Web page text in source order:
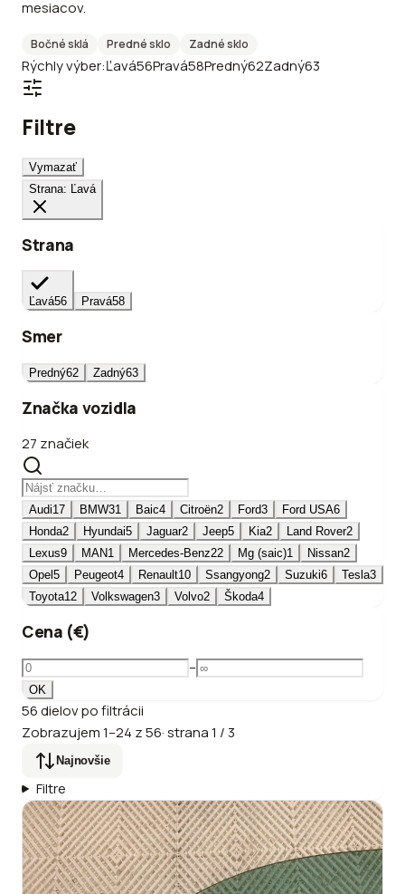
mesiacov.
Bočné sklá Predné sklo Zadné sklo
Rýchly výber:Ľavá56Pravá58Predný62Zadný63
Filtre
Vymazať
Strana: Ľavá
Strana
Ľavá56 Pravá58
Smer
Predný62 Zadný63
Značka vozidla
27 značiek
Audi17 BMW31 Baic4 Citroën2 Ford3 Ford USA6
Honda2 Hyundai5 Jaguar2 Jeep5 Kia2 Land Rover2
Lexus9 MAN1 Mercedes-Benz22 Mg (saic)1 Nissan2
Opel 5 Peugeot4 Renault10 Ssangyong2 Suzuki6 Tesla3
Toyota12 Volkswagen3 Volvo2 Škoda4
Cena (€)
–
OK
56dielovpo filtrácii
Zobrazujem1–24 z56·strana1 / 3
Najnovšie
Filtre